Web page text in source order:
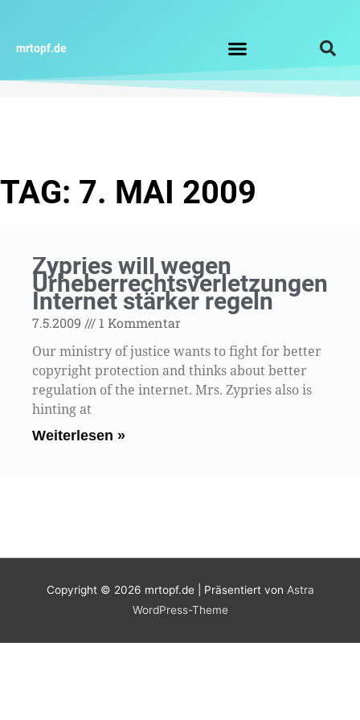
springen
mrtopf.de
TAG: 7. MAI 2009
Zypries will wegen
Urheberrechtsverletzungen
Internet stärker regeln
7.5.2009 1 Kommentar
Our ministry of justice wants to fight for better
copyright protection and thinks about better
regulation of the internet. Mrs. Zypries also is
hinting at
Weiterlesen »
Copyright © 2026 mrtopf.de| Präsentiert von Astra
WordPress-Theme